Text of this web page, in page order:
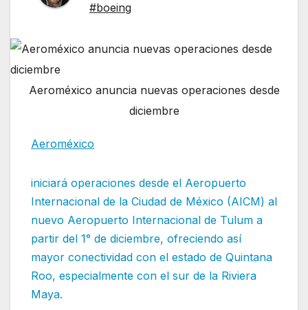
#boeing
Aeroméxico anuncia nuevas operaciones desde
diciembre
Aeroméxico
iniciará operaciones desde el Aeropuerto
Internacional de la Ciudad de México (AICM) al
nuevo Aeropuerto Internacional de Tulum a
partir del 1° de diciembre, ofreciendo así
mayor conectividad con el estado de Quintana
Roo, especialmente con el sur de la Riviera
Maya.